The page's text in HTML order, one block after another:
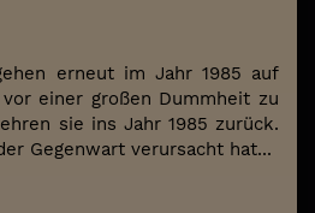
erneut im Jahr 1985 auf
einer großen Dummheit zu
sie ins Jahr 1985 zurück.
Gegenwart verursacht hat...